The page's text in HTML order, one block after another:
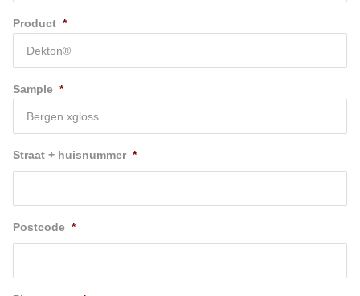
Product *
Sample *
Straat + huisnummer *
Postcode *